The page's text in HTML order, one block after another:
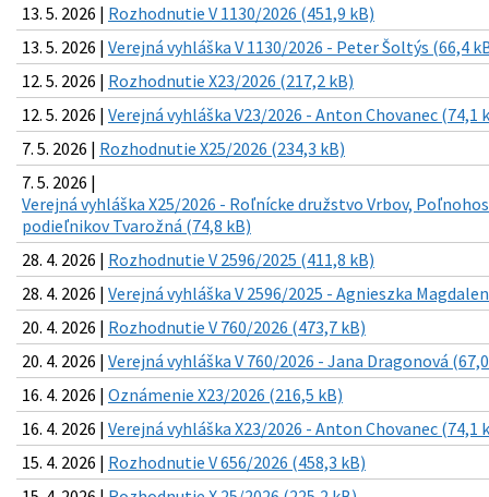
13. 5. 2026 | Rozhodnutie V 1130/2026 (451,9 kB)
13. 5. 2026 | Verejná vyhláška V 1130/2026 - Peter Šoltýs (66,4
12. 5. 2026 | Rozhodnutie X23/2026 (217,2 kB)
12. 5. 2026 | Verejná vyhláška V23/2026 - Anton Chovanec (74,1
7. 5. 2026 | Rozhodnutie X25/2026 (234,3 kB)
7. 5. 2026 |
Verejná vyhláška X25/2026 - Roľnícke družstvo Vrbov,
podieľnikov Tvarožná (74,8 kB)
28. 4. 2026 | Rozhodnutie V 2596/2025 (411,8 kB)
28. 4. 2026 | Verejná vyhláška V 2596/2025 - Agnieszka
20. 4. 2026 | Rozhodnutie V 760/2026 (473,7 kB)
20. 4. 2026 | Verejná vyhláška V 760/2026 - Jana Dragonová
16. 4. 2026 | Oznámenie X23/2026 (216,5 kB)
16. 4. 2026 | Verejná vyhláška X23/2026 - Anton Chovanec (74,1
15. 4. 2026 | Rozhodnutie V 656/2026 (458,3 kB)